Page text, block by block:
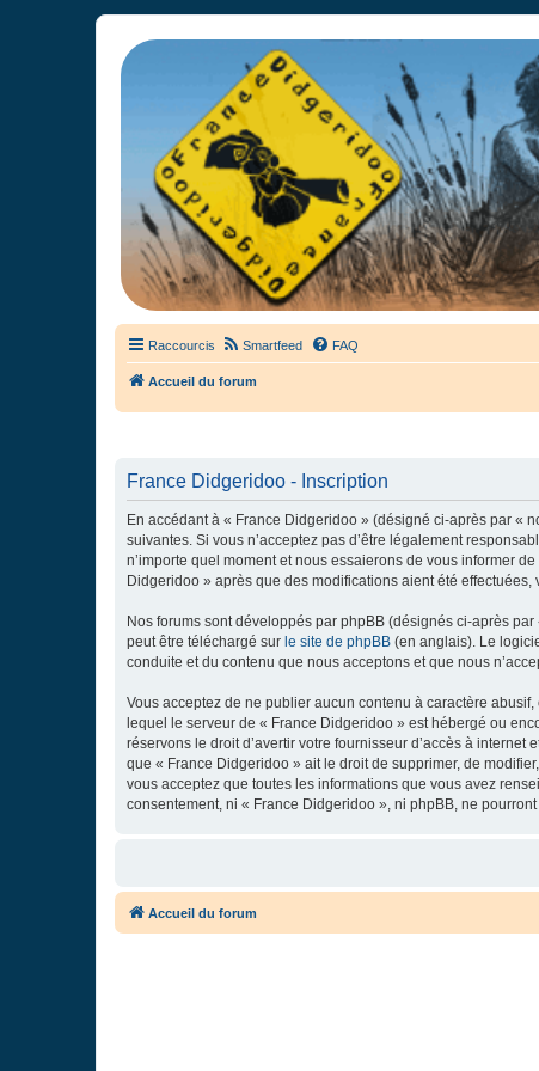
France Didgeridoo
Didgeridoo et Guimbarde sur France Didgeridoo - retrouvez la
Raccourcis Smartfeed FAQ
Accueil du forum
France Didgeridoo - Inscription
En accédant à « France Didgeridoo » (désigné ci-après par «
suivantes. Si vous n’acceptez pas d’être légalement
n’importe quel moment et nous essaierons de vous informer
Didgeridoo » après que des modifications aient été
Nos forums sont développés par phpBB (désignés ci-après
peut être téléchargé sur le site de phpBB (en anglais). Le
conduite et du contenu que nous acceptons et que nous
Vous acceptez de ne publier aucun contenu à caractère
lequel le serveur de « France Didgeridoo » est hébergé ou
réservons le droit d’avertir votre fournisseur d’accès à
que « France Didgeridoo » ait le droit de supprimer, de
vous acceptez que toutes les informations que vous avez
consentement, ni « France Didgeridoo », ni phpBB, ne
Accueil du forum